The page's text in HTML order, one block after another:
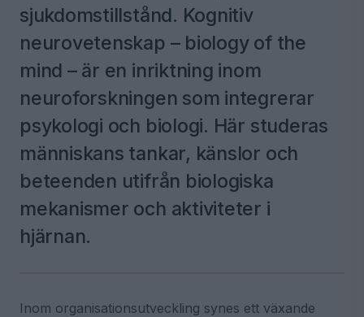
sjukdomstillstånd. Kognitiv
neurovetenskap – biology of the
mind – är en inriktning inom
neuroforskningen som integrerar
psykologi och biologi. Här studeras
människans tankar, känslor och
beteenden utifrån biologiska
mekanismer och aktiviteter i
hjärnan.
Inom organisationsutveckling synes ett växande